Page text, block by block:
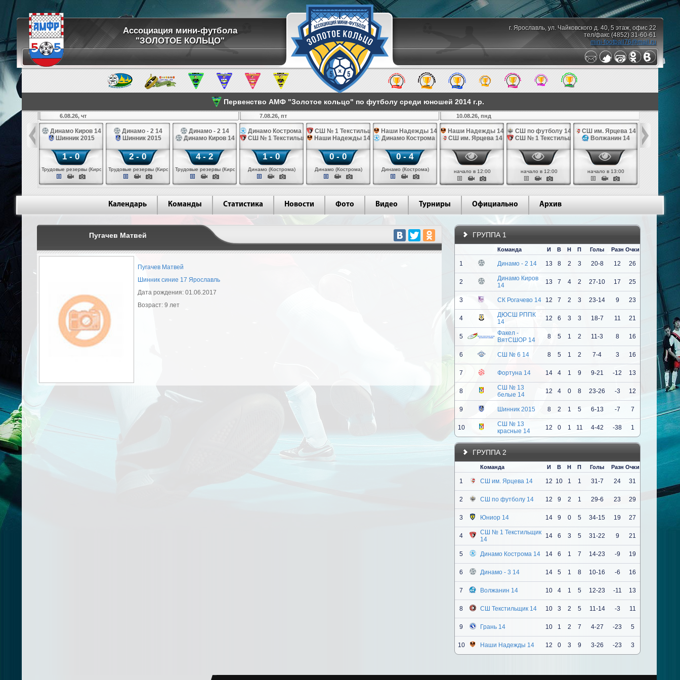
Ассоциация мини-футбола
"ЗОЛОТОЕ КОЛЬЦО"
г. Ярославль, ул. Чайковского д. 40, 5 этаж, офис 22
тел/факс (4852) 31-60-61
mini-football76@mail.ru
Первенство АМФ "Золотое кольцо" по футболу среди юношей 2014 г.р.
белые 14
6.08.26, чт
Динамо Киров 14
Шинник 2015
1 - 0
Трудовые резервы (Киров)
Динамо - 2 14
Шинник 2015
2 - 0
Трудовые резервы (Киров)
Динамо - 2 14
Динамо Киров 14
4 - 2
Трудовые резервы (Киров)
7.08.26, пт
Динамо Кострома 14
СШ № 1 Текстильщик 14
1 - 0
Динамо (Кострома)
СШ № 1 Текстильщик 14
Наши Надежды 14
0 - 0
Динамо (Кострома)
Наши Надежды 14
Динамо Кострома 14
0 - 4
Динамо (Кострома)
10.08.26, пнд
Наши Надежды 14
СШ им. Ярцева 14
начало в 12:00
СШ по футболу 14
СШ № 1 Текстильщик 14
начало в 12:00
СШ им. Ярцева 14
Волжанин 14
начало в 13:00
Календарь Команды Статистика Новости Фото Видео Турниры Официально Архив
Пугачев Матвей
Пугачев Матвей
Шинник синие 17 Ярославль
Дата рождения: 01.06.2017
Возраст: 9 лет
ГРУППА 1
Команда И В Н П Голы Разн Очки
1 Динамо - 2 14 13 8 2 3 20-8 12 26
2
Динамо Киров
14
13 7 4 2 27-10 17 25
3 СК Рогачево 14 12 7 2 3 23-14 9 23
4
ДЮСШ РППК
14
12 6 3 3 18-7 11 21
5
Факел -
ВятСШОР 14
8 5 1 2 11-3 8 16
6 СШ № 6 14 8 5 1 2 7-4 3 16
7 Фортуна 14 14 4 1 9 9-21 -12 13
8
СШ № 13
белые 14
12 4 0 8 23-26 -3 12
9 Шинник 2015 8 2 1 5 6-13 -7 7
10
СШ № 13
красные 14
12 0 1 11 4-42 -38 1
ГРУППА 2
Команда И В Н П Голы Разн Очки
1 СШ им. Ярцева 14 12 10 1 1 31-7 24 31
2 СШ по футболу 14 12 9 2 1 29-6 23 29
3 Юниор 14 14 9 0 5 34-15 19 27
4
СШ № 1 Текстильщик
14
14 6 3 5 31-22 9 21
5 Динамо Кострома 14 14 6 1 7 14-23 -9 19
6 Динамо - 3 14 14 5 1 8 10-16 -6 16
7 Волжанин 14 10 4 1 5 12-23 -11 13
8 СШ Текстильщик 14 10 3 2 5 11-14 -3 11
9 Грань 14 10 1 2 7 4-27 -23 5
10 Наши Надежды 14 12 0 3 9 3-26 -23 3